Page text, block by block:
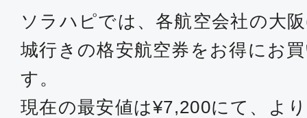
ソラハピでは、各航空会社の大
城行きの格安航空券をお得にお
す。
現在の最安値は¥7,200にて、よ